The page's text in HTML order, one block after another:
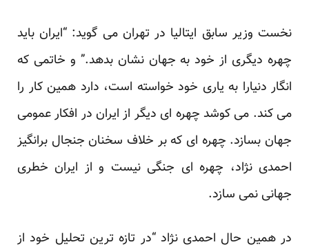
نخست وزیر سابق ایتالیا در تهران می گوید: “ایران باید
چهره دیگری از خود به جهان نشان بدهد.” و خاتمی که
انگار ‏دنیارا به یاری خود خواسته است، دارد همین کار را
می کند. می کوشد چهره ای دیگر از ایران در افکار عمومی
جهان ‏بسازد. چهره ای که بر خلاف سخنان جنجال برانگیز
احمدی نژاد، چهره ای جنگی نیست و از ایران خطری
جهانی نمی ‏سازد.‏
در همین حال احمدی نژاد “در تازه ترین تحلیل خود از